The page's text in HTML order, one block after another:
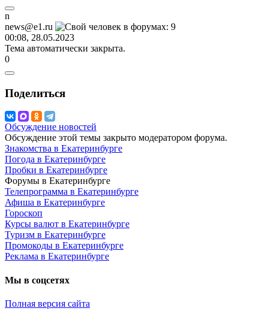
n
news@e1.ru
00:08, 28.05.2023
Тема автоматически закрыта.
0
Поделиться
Обсуждение новостей
Обсуждение этой темы закрыто модератором форума.
Знакомства в Екатеринбурге
Погода в Екатеринбурге
Пробки в Екатеринбурге
Форумы в Екатеринбурге
Телепрограмма в Екатеринбурге
Афиша в Екатеринбурге
Гороскоп
Курсы валют в Екатеринбурге
Туризм в Екатеринбурге
Промокоды в Екатеринбурге
Реклама в Екатеринбурге
Мы в соцсетях
Полная версия сайта